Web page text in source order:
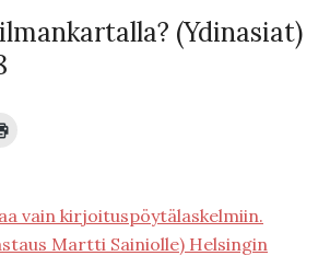
(Ydinasiat)
vain kirjoituspöytälaskelmiin.
Martti Sainiolle) Helsingin